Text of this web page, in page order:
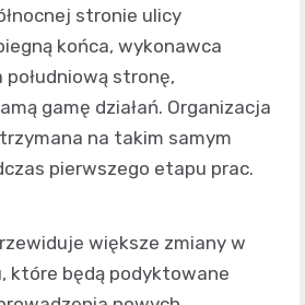
stronie ulicy
końca, wykonawca
południową stronę,
gamę działań. Organizacja
na takim samym
pierwszego etapu prac.
większe zmiany w
które będą podyktowane